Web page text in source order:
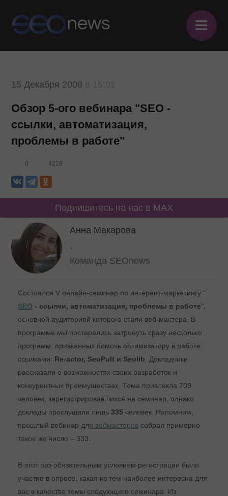
≡
15 Декабря 2008
Обзор 5-ого вебинара "SEO -
ссылки, автоматизация,
проблемы в работе"
0 4220
Подпишитесь на нас в MAX
Анна Макарова
,
Команда SEOnews
Состоялся V онлайн-семинар по интерент-маркетингу "
SEO - ссылки, автоматизация, проблемы в работе",
основной аудиторией которого стали веб-мастера. В
программе мы постарались затронуть сразу несколько
программ, призванных помочь оптимизатору в работе
ссылками: Re-actor, SeoPult и Seolib . Докладчики
рассказали о возможностях своих разработок и
конкурентных преимуществах. Тема привлекла 709
человек, зарегистрировавшихся на семинар, однако
доклады прослушали лишь 335 человек. Напомним,
прошлый вебинар для вебмастеровсобрал примерно
такое же число – 333.
В этот раз обязательным условием регистрации было
участие в опросе, какая из тем наиболее интересна для
вас в качестве темы следующего семинара. Из